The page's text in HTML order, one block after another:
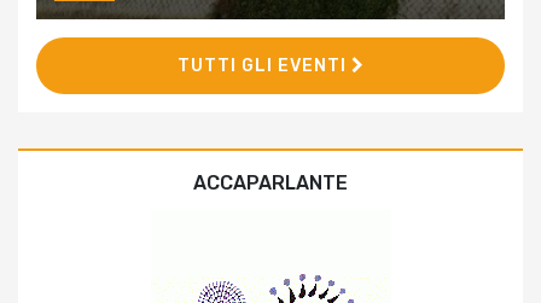
TUTTI GLI EVENTI
ACCAPARLANTE